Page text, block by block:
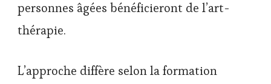
personnes âgées bénéficieront de l’art-
thérapie.
L’approche diffère selon la formation